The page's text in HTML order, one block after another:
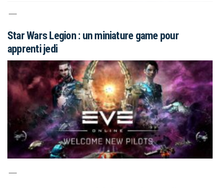
Star Wars Legion : un miniature game pour
apprenti jedi